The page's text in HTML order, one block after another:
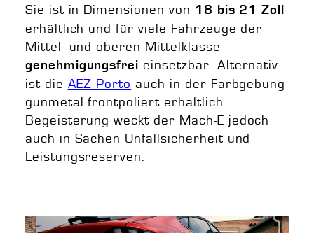
Sie ist in Dimensionen von 18 bis 21 Zoll
erhältlich und für viele Fahrzeuge der
Mittel- und oberen Mittelklasse
genehmigungsfrei einsetzbar. Alternativ
ist die AEZ Porto auch in der Farbgebung
gunmetal frontpoliert erhältlich.
Begeisterung weckt der Mach-E jedoch
auch in Sachen Unfallsicherheit und
Leistungsreserven.